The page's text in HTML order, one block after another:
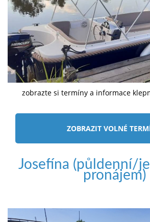
zobrazte si termíny a informace
ZOBRAZIT VOLNÉ
Josefína (půldenní/
pronájem)